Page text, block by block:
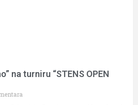
na turniru “STENS OPEN